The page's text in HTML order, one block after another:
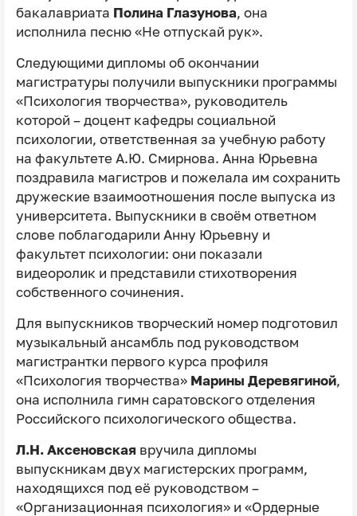
бакалавриата Полина Глазунова, она
исполнила песню «Не отпускай рук».
Следующими дипломы об окончании
магистратуры получили выпускники программы
«Психология творчества», руководитель
которой – доцент кафедры социальной
психологии, ответственная за учебную работу
на факультете А.Ю. Смирнова. Анна Юрьевна
поздравила магистров и пожелала им сохранить
дружеские взаимоотношения после выпуска из
университета. Выпускники в своём ответном
слове поблагодарили Анну Юрьевну и
факультет психологии: они показали
видеоролик и представили стихотворения
собственного сочинения.
Для выпускников творческий номер подготовил
музыкальный ансамбль под руководством
магистрантки первого курса профиля
«Психология творчества» Марины Деревягиной,
она исполнила гимн саратовского отделения
Российского психологического общества.
Л.Н. Аксеновская вручила дипломы
выпускникам двух магистерских программ,
находящихся под её руководством –
«Организационная психология» и «Ордерные